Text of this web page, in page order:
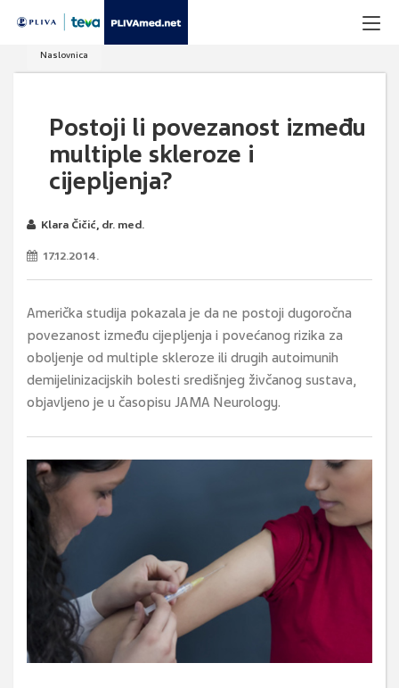
Naslovnica
Postoji li povezanost između
multiple skleroze i
cijepljenja?
Klara Čičić, dr. med.
17.12.2014.
Američka studija pokazala je da ne postoji dugoročna
povezanost između cijepljenja i povećanog rizika za
oboljenje od multiple skleroze ili drugih autoimunih
demijelinizacijskih bolesti središnjeg živčanog sustava,
objavljeno je u časopisu JAMA Neurology.